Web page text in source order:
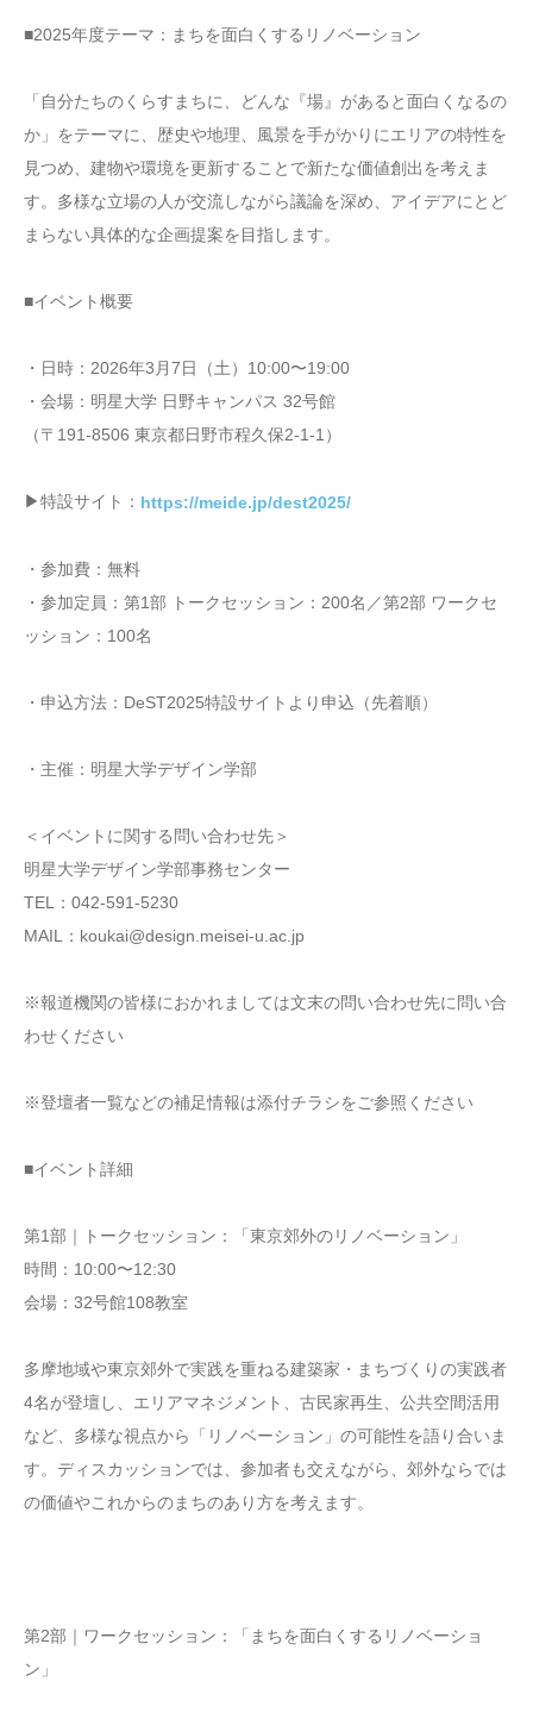
■2025年度テーマ：まちを面白くするリノベーション
「自分たちのくらすまちに、どんな『場』があると面白くなるの
か」をテーマに、歴史や地理、風景を手がかりにエリアの特性を
見つめ、建物や環境を更新することで新たな価値創出を考えま
す。多様な立場の人が交流しながら議論を深め、アイデアにとど
まらない具体的な企画提案を目指します。
■イベント概要
・日時：2026年3月7日（土）10:00〜19:00
・会場：明星大学 日野キャンパス 32号館
（〒191-8506 東京都日野市程久保2-1-1）
▶︎特設サイト： https://meide.jp/dest2025/
・参加費：無料
・参加定員：第1部 トークセッション：200名／第2部 ワークセ
ッション：100名
・申込方法：DeST2025特設サイトより申込（先着順）
・主催：明星大学デザイン学部
＜イベントに関する問い合わせ先＞
明星大学デザイン学部事務センター
TEL：042-591-5230
MAIL：koukai@design.meisei-u.ac.jp
※報道機関の皆様におかれましては文末の問い合わせ先に問い合
わせください
※登壇者一覧などの補足情報は添付チラシをご参照ください
■イベント詳細
第1部｜トークセッション：「東京郊外のリノベーション」
時間：10:00〜12:30
会場：32号館108教室
多摩地域や東京郊外で実践を重ねる建築家・まちづくりの実践者
4名が登壇し、エリアマネジメント、古民家再生、公共空間活用
など、多様な視点から「リノベーション」の可能性を語り合いま
す。ディスカッションでは、参加者も交えながら、郊外ならでは
の価値やこれからのまちのあり方を考えます。
第2部｜ワークセッション：「まちを面白くするリノベーショ
ン」